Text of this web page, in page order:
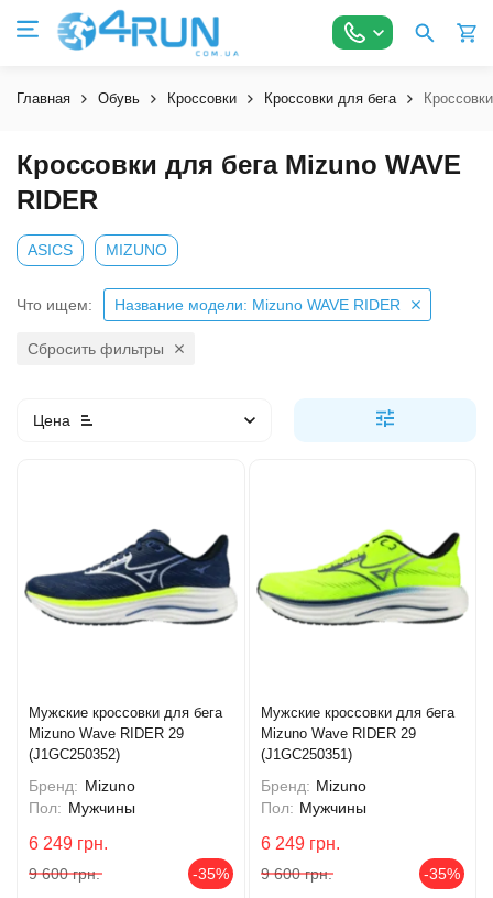
Главная Обувь Кроссовки Кроссовки для бега
Кроссовки для бега Mizuno WAVE
RIDER
ASICS MIZUNO
Что ищем: Название модели: Mizuno WAVE RIDER
Сбросить фильтры
Цена
Мужские кроссовки для бега
Mizuno Wave RIDER 29
(J1GC250352)
Бренд: Mizuno
Пол: Мужчины
6 249 грн.
9 600 грн. -35%
Мужские кроссовки для бега
Mizuno Wave RIDER 29
(J1GC250351)
Бренд: Mizuno
Пол: Мужчины
6 249 грн.
9 600 грн. -35%